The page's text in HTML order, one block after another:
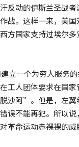
反动的伊斯兰圣战
战。这样一来，美
方国家支持过埃尔
立一个为穷人服务
工人团体要求在国
沙阿”。但是，左翼
错误不能再犯。所
革命运动赤裸裸的威